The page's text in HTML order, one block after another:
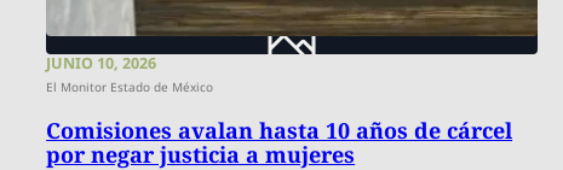
JUNIO 10, 2026
El Monitor Estado de México
Comisiones avalan hasta 10 años de cárcel
por negar justicia a mujeres